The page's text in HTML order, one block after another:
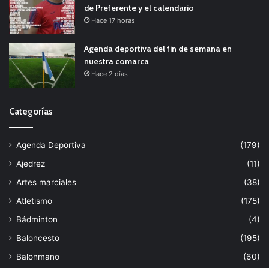
de Preferente y el calendario
Hace 17 horas
Agenda deportiva del fin de semana en
nuestra comarca
Hace 2 días
Categorías
Agenda Deportiva
(179)
Ajedrez
(11)
Artes marciales
(38)
Atletismo
(175)
Bádminton
(4)
Baloncesto
(195)
Balonmano
(60)